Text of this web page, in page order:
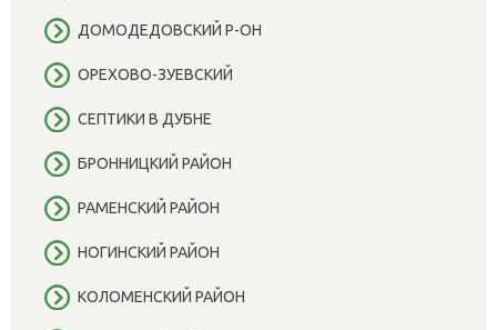
ДОМОДЕДОВСКИЙ Р-ОН
ОРЕХОВО-ЗУЕВСКИЙ
СЕПТИКИ В ДУБНЕ
БРОННИЦКИЙ РАЙОН
РАМЕНСКИЙ РАЙОН
НОГИНСКИЙ РАЙОН
КОЛОМЕНСКИЙ РАЙОН